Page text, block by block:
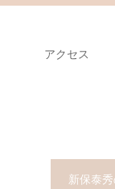
アクセス
新保泰